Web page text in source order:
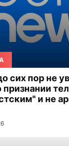
сих пор не
признании
и не